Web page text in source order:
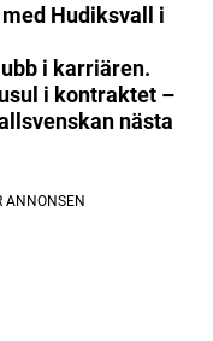
Hudiksvall i
i karriären.
i kontraktet –
nästa